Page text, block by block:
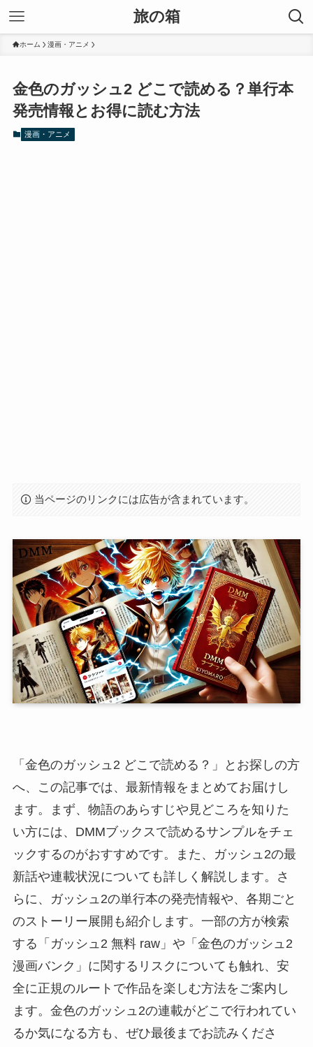
旅の箱
ホーム 漫画・アニメ
金色のガッシュ2 どこで読める？単行本
発売情報とお得に読む方法
漫画・アニメ
当ページのリンクには広告が含まれています。
「金色のガッシュ2 どこで読める？」とお探しの方
へ、この記事では、最新情報をまとめてお届けし
ます。まず、物語のあらすじや見どころを知りた
い方には、DMMブックスで読めるサンプルをチェ
ックするのがおすすめです。また、ガッシュ2の最
新話や連載状況についても詳しく解説します。さ
らに、ガッシュ2の単行本の発売情報や、各期ごと
のストーリー展開も紹介します。一部の方が検索
する「ガッシュ2 無料 raw」や「金色のガッシュ2
漫画バンク」に関するリスクについても触れ、安
全に正規のルートで作品を楽しむ方法をご案内し
ます。金色のガッシュ2の連載がどこで行われてい
るか気になる方も、ぜひ最後までお読みくださ